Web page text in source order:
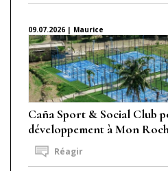
09.07.2026 | Maurice
Caña Sport & Social Club
développement à Mon
Réagir